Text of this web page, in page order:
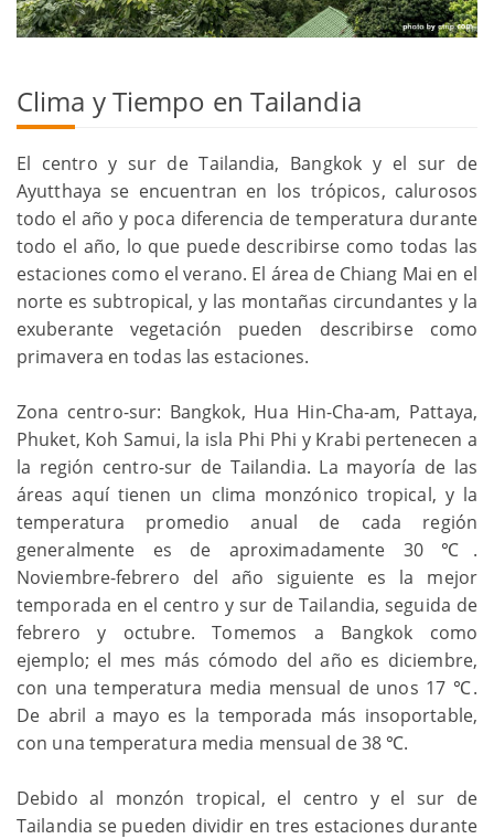
Clima y Tiempo en Tailandia
El centro y sur de Tailandia, Bangkok y el sur de
Ayutthaya se encuentran en los trópicos, calurosos
todo el año y poca diferencia de temperatura durante
todo el año, lo que puede describirse como todas las
estaciones como el verano. El área de Chiang Mai en el
norte es subtropical, y las montañas circundantes y la
exuberante vegetación pueden describirse como
primavera en todas las estaciones.
Zona centro-sur: Bangkok, Hua Hin-Cha-am, Pattaya,
Phuket, Koh Samui, la isla Phi Phi y Krabi pertenecen a
la región centro-sur de Tailandia. La mayoría de las
áreas aquí tienen un clima monzónico tropical, y la
temperatura promedio anual de cada región
generalmente es de aproximadamente 30 ℃.
Noviembre-febrero del año siguiente es la mejor
temporada en el centro y sur de Tailandia, seguida de
febrero y octubre. Tomemos a Bangkok como
ejemplo; el mes más cómodo del año es diciembre,
con una temperatura media mensual de unos 17 ℃.
De abril a mayo es la temporada más insoportable,
con una temperatura media mensual de 38 ℃.
Debido al monzón tropical, el centro y el sur de
Tailandia se pueden dividir en tres estaciones durante